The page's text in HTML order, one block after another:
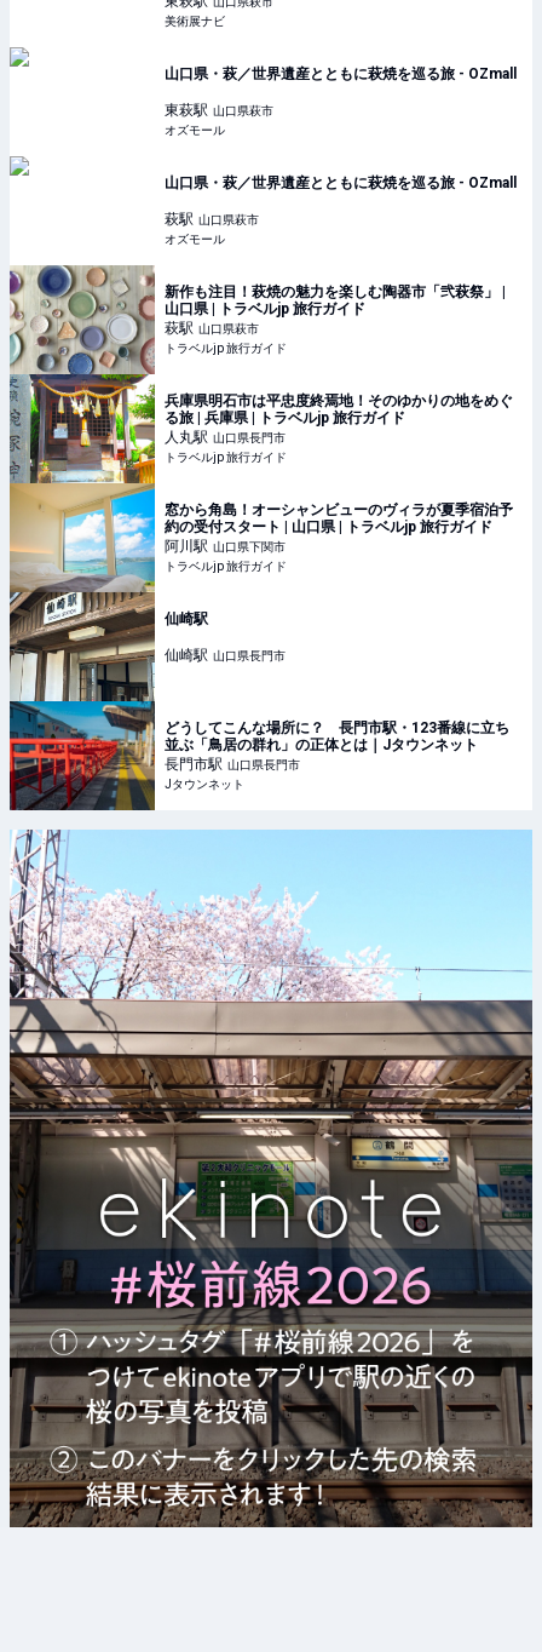
美術展ナビ
山口県・萩／世界遺産とともに萩焼を巡る旅 - OZmall
東萩駅 山口県萩市
オズモール
山口県・萩／世界遺産とともに萩焼を巡る旅 - OZmall
萩駅 山口県萩市
オズモール
新作も注目！萩焼の魅力を楽しむ陶器市「弐萩祭」 |
山口県 | トラベルjp 旅行ガイド
萩駅 山口県萩市
トラベルjp 旅行ガイド
兵庫県明石市は平忠度終焉地！そのゆかりの地をめぐ
る旅 | 兵庫県 | トラベルjp 旅行ガイド
人丸駅 山口県長門市
トラベルjp 旅行ガイド
窓から角島！オーシャンビューのヴィラが夏季宿泊予
約の受付スタート | 山口県 | トラベルjp 旅行ガイド
阿川駅 山口県下関市
トラベルjp 旅行ガイド
仙崎駅
仙崎駅 山口県長門市
どうしてこんな場所に？ 長門市駅・123番線に立ち
並ぶ「鳥居の群れ」の正体とは｜Jタウンネット
長門市駅 山口県長門市
Jタウンネット